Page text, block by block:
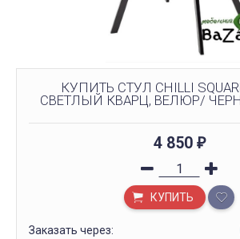
КУПИТЬ СТУЛ CHILLI
СВЕТЛЫЙ КВАРЦ, ВЕЛЮР/
4 850 ₽
КУПИТЬ
Заказать через: